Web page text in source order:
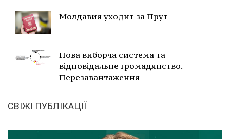
Молдавия уходит за Прут
Нова виборча система та
відповідальне громадянство.
Перезавантаження
СВІЖІ ПУБЛІКАЦІЇ